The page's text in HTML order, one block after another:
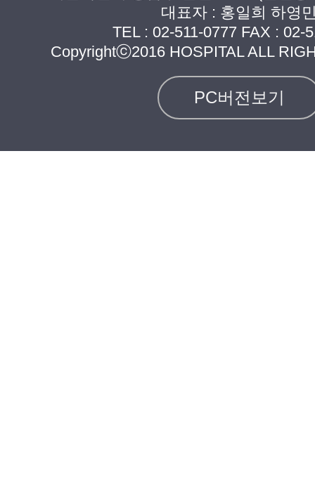
대표자 : 홍일희 하영
TEL : 02-511-0777 FAX : 02-
Copyrightⓒ2016 HOSPITAL ALL
PC버전보기